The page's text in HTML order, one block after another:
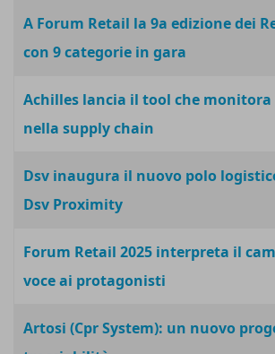
A Forum Retail la 9a edizione dei
con 9 categorie in gara
Achilles lancia il tool che monitora
nella supply chain
Dsv inaugura il nuovo polo
Dsv Proximity
Forum Retail 2025 interpreta il
voce ai protagonisti
Artosi (Cpr System): un nuovo